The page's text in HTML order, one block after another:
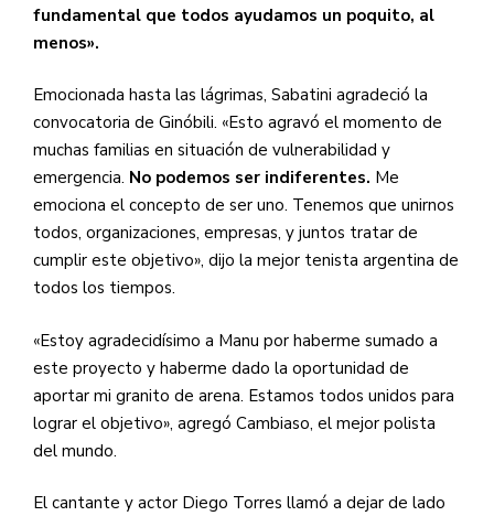
fundamental que todos ayudamos un poquito, al
menos».
Emocionada hasta las lágrimas, Sabatini agradeció la
convocatoria de Ginóbili. «Esto agravó el momento de
muchas familias en situación de vulnerabilidad y
emergencia. No podemos ser indiferentes. Me
emociona el concepto de ser uno. Tenemos que unirnos
todos, organizaciones, empresas, y juntos tratar de
cumplir este objetivo», dijo la mejor tenista argentina de
todos los tiempos.
«Estoy agradecidísimo a Manu por haberme sumado a
este proyecto y haberme dado la oportunidad de
aportar mi granito de arena. Estamos todos unidos para
lograr el objetivo», agregó Cambiaso, el mejor polista
del mundo.
El cantante y actor Diego Torres llamó a dejar de lado